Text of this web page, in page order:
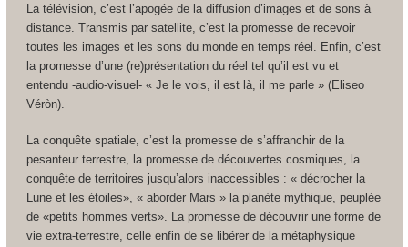
La télévision, c’est l’apogée de la diffusion d’images et de sons à
distance. Transmis par satellite, c’est la promesse de recevoir
toutes les images et les sons du monde en temps réel. Enfin, c’est
la promesse d’une (re)présentation du réel tel qu’il est vu et
entendu -audio-visuel- « Je le vois, il est là, il me parle » (Eliseo
Véròn).
La conquête spatiale, c’est la promesse de s’affranchir de la
pesanteur terrestre, la promesse de découvertes cosmiques, la
conquête de territoires jusqu’alors inaccessibles : « décrocher la
Lune et les étoiles», « aborder Mars » la planète mythique, peuplée
de «petits hommes verts». La promesse de découvrir une forme de
vie extra-terrestre, celle enfin de se libérer de la métaphysique